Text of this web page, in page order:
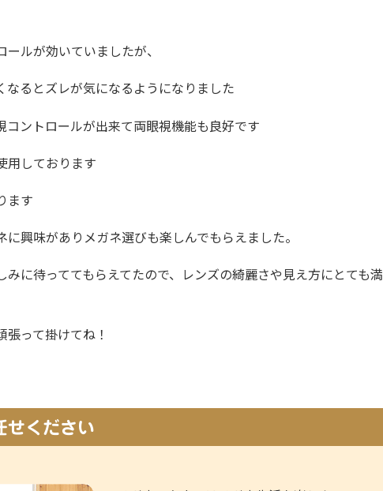
ルが効いていましたが、
るとズレが気になるようになりました
コントロールが出来て両眼視機能も良好です
用しております
ます
興味がありメガネ選びも楽しんでもらえました。
に待っててもらえてたので、レンズの綺麗さや見え方にとても満
って掛けてね！
せください